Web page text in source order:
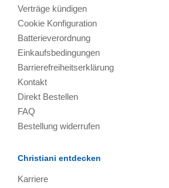
Verträge kündigen
Cookie Konfiguration
Batterieverordnung
Einkaufsbedingungen
Barrierefreiheitserklärung
Kontakt
Direkt Bestellen
FAQ
Bestellung widerrufen
Christiani entdecken
Karriere